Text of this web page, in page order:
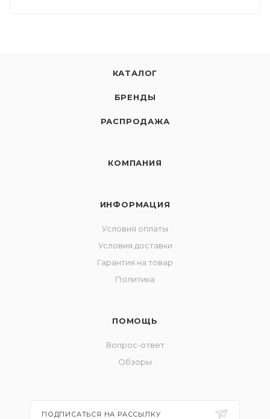
КАТАЛОГ
БРЕНДЫ
РАСПРОДАЖА
КОМПАНИЯ
ИНФОРМАЦИЯ
Условия оплаты
Условия доставки
Гарантия на товар
Политика
ПОМОЩЬ
Вопрос-ответ
Обзоры
ПОДПИСАТЬСЯ НА РАССЫЛКУ